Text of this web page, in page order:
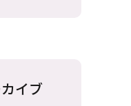
イブ